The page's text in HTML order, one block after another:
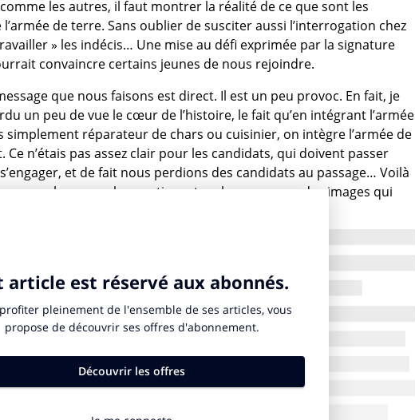
les autres, il faut montrer la réalité de ce que sont les
de terre. Sans oublier de susciter aussi l’interrogation chez
» les indécis… Une mise au défi exprimée par la signature
convaincre certains jeunes de nous rejoindre.
que nous faisons est direct. Il est un peu provoc. En fait, je
un peu de vue le cœur de l’histoire, le fait qu’en intégrant l’armée
simplement réparateur de chars ou cuisinier, on intègre l’armée de
n’étais pas assez clair pour les candidats, qui doivent passer
et de fait nous perdions des candidats au passage… Voilà
on leur pose la question, et on leur propose des images qui
de malentendus.
de recrutement ça s’essouffle, donc il faut la renouveler
à la onzième campagne. Nous considérons que quatre ans
pour garder l’attention des jeunes. Mais cela dépend aussi des
En 2020. L’armée de terre était très engagée au Sahel et au
Afghanistan. Aujourd’hui, nous sommes plus engagés sur le
Roumanie et les Pays Baltes. Donc cette campagne est aussi là